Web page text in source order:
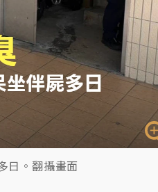
日。翻攝畫面